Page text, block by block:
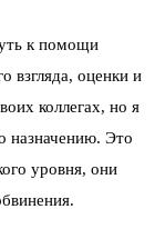
к помощи
взгляда, оценки и
коллегах, но я
назначению. Это
уровня, они